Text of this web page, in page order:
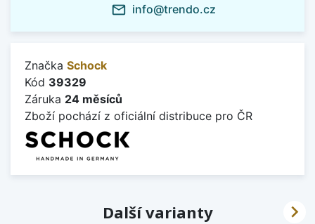
mail_outline info@trendo.cz
Značka Schock
Kód 39329
Záruka 24 měsíců
Zboží pochází z oficiální distribuce pro ČR
Další varianty 